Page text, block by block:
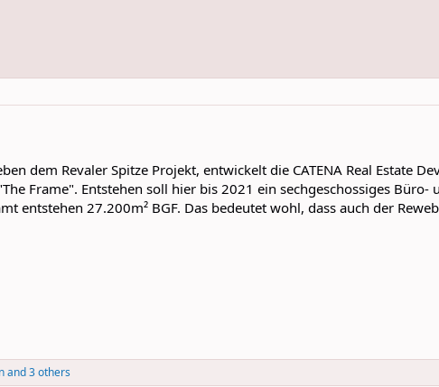
dem Revaler Spitze Projekt, entwickelt die CATENA Real Estate
Frame". Entstehen soll hier bis 2021 ein sechgeschossiges
entstehen 27.200m² BGF. Das bedeutet wohl, dass auch der
and 3 others